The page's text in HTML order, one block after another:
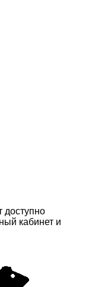
доступно
кабинет и